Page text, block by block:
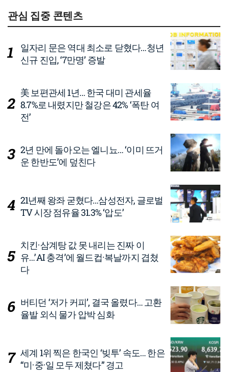
관심 집중 콘텐츠
일자리 문은 역대 최소로 닫혔다…청년
신규 진입, ‘7만명’ 증발
美 보편관세 1년… 한국 대미 관세율
8.7%로 내렸지만 철강은 42% ‘폭탄 여
전’
2년 만에 돌아오는 엘니뇨… ‘이미 뜨거
운 한반도’에 덮친다
21년째 왕좌 굳혔다…삼성전자, 글로벌
TV 시장 점유율 31.3% ‘압도’
치킨·삼계탕 값 못 내리는 진짜 이
유…’AI 충격’에 월드컵·복날까지 겹쳤
다
버티던 ‘저가 커피’, 결국 올렸다… 고환
율발 외식 물가 압박 심화
세계 1위 찍은 한국인 ‘빚투’ 속도… 한은
“미·중·일 모두 제쳤다” 경고